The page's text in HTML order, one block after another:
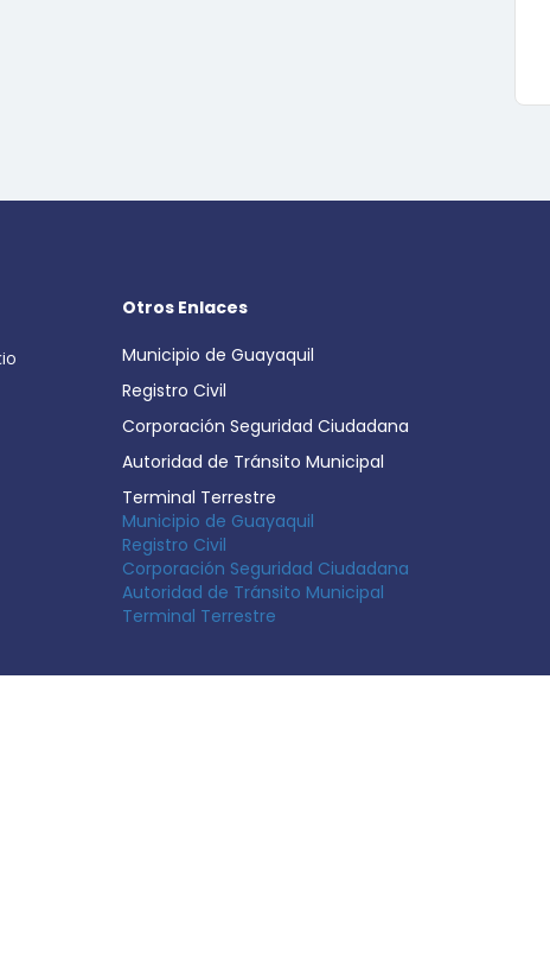
Otros Enlaces
Municipio de Guayaquil
Registro Civil
Corporación Seguridad Ciudadana
Autoridad de Tránsito Municipal
Terminal Terrestre
Municipio de Guayaquil
Registro Civil
Corporación Seguridad Ciudadana
Autoridad de Tránsito Municipal
Terminal Terrestre